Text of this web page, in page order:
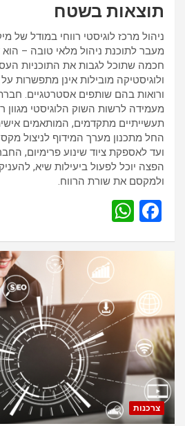
תוצאות בשטח
ניהול מרכז לוגיסטי רווחי במודל של
מעבר לתוכנת ניהול מלאי טובה –
חכמה שתוכל לגבות את התוכניות
ולוגיסטיקה מובילות אינן מתפשרות
ורואות בהם שותפים אסטרטגיים.
מעמידה לרשות השוק הלוגיסטי מגוון
החל מתכנון מערך המידוף לניצול
ועד לאספקת ציוד שינוע פרימיום,
הפצה יוכל לפעול ביעילות שיא,
ולמקסם את שורת הרווח.
F
ce
o
o
k
at
s
A
p
p
צרכנות